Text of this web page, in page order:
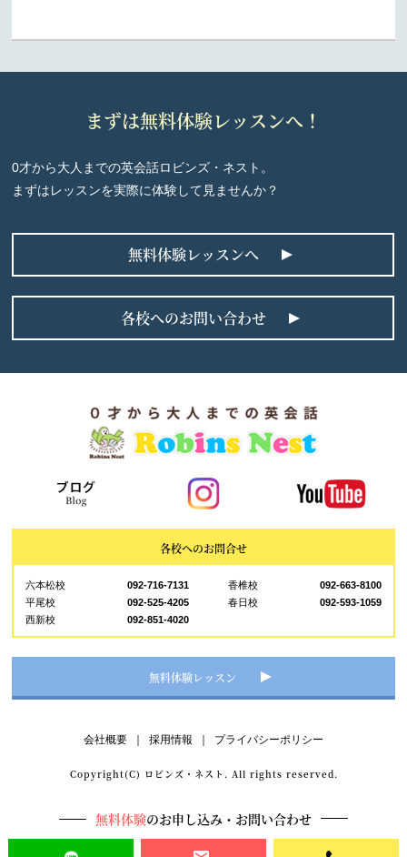
まずは無料体験レッスンへ！
0才から大人までの英会話ロビンズ・ネスト。
まずはレッスンを実際に体験して見ませんか？
無料体験レッスンへ
各校へのお問い合わせ
各校へのお問合せ
六本松校 092-716-7131 香椎校
092-663-8100
平尾校
092-525-4205 春日校
092-593-1059
西新校
092-851-4020
無料体験レッスン
会社概要｜ 採用情報 ｜ プライバシーポリシー
Copyright(C) ロビンズ・ネスト. All rights reserved.
無料体験のお申し込み・お問い合わせ